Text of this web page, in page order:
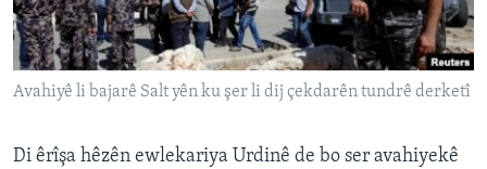
ÇAND Û HUNER
SERNIVÎS
SORANÎ
Learning English
Avahiyê li bajarê Salt yên ku şer li dij çekdarên tundrê derketî
Di êrîşa hêzên ewlekariya Urdinê de bo ser avahiyekê